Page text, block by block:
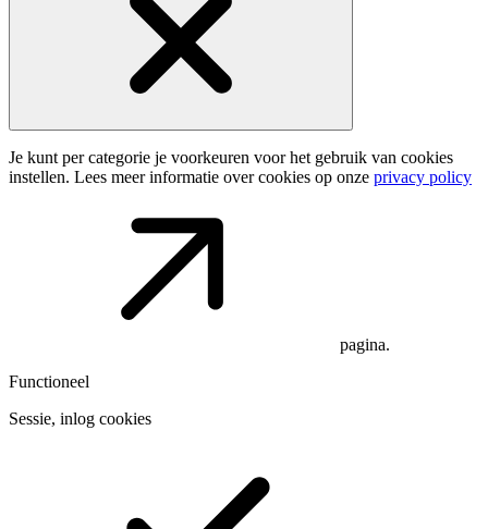
Je kunt per categorie je voorkeuren voor het gebruik van cookies
instellen. Lees meer informatie over cookies op onze privacy policy
pagina.
Functioneel
Sessie, inlog cookies